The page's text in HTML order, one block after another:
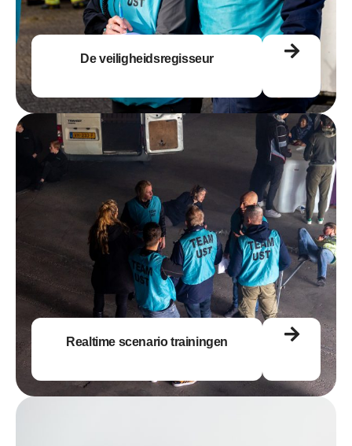
De veiligheidsregisseur
Realtime scenario trainingen